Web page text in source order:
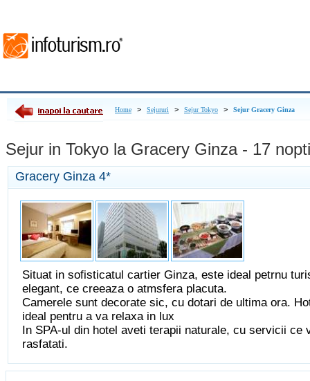
Home > Sejururi > Sejur Tokyo > Sejur Gracery Ginza
Sejur in Tokyo la Gracery Ginza - 17 nopti
Gracery Ginza 4*
Situat in sofisticatul cartier Ginza, este ideal petrnu
elegant, ce creeaza o atmsfera placuta.
Camerele sunt decorate sic, cu dotari de ultima ora.
ideal pentru a va relaxa in lux
In SPA-ul din hotel aveti terapii naturale, cu servicii ce
rasfatati.